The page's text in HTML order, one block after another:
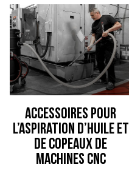
Accessoires pour
l’aspiration d’huile et
de copeaux de
machines CNC